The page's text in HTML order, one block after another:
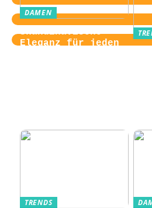
DAMEN
Skandinavische
Eleganz für jeden
TRENDS